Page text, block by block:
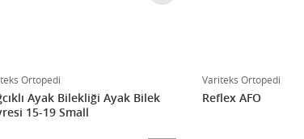
Ortopedi
Ayak Bilekliği Ayak Bilek
15-19 Small
Variteks Ortopedi
Reflex AFO